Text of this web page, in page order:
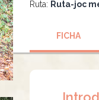
Ruta: Ruta-joc
FICHA